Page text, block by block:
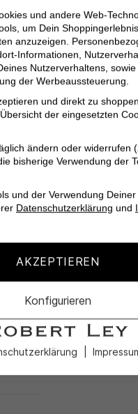
Statement von Stil und
und andere Web-
um Dein
anzuzeigen.
Informationen,
Nutzerverhaltens,
der Werbeaussteuerung.
und direkt zu
der eingesetzten
ändern oder widerrufen
bisherige Verwendung der
und der Verwendung
Datenschutzerklärung und
AKZEPTIEREN
Konfigurieren